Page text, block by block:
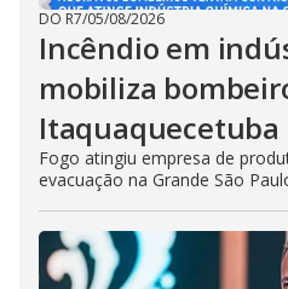
DO R7/05/08/2026
Incêndio em
mobiliza
Itaquaquecetuba
Fogo atingiu empresa de
evacuação na Grande São